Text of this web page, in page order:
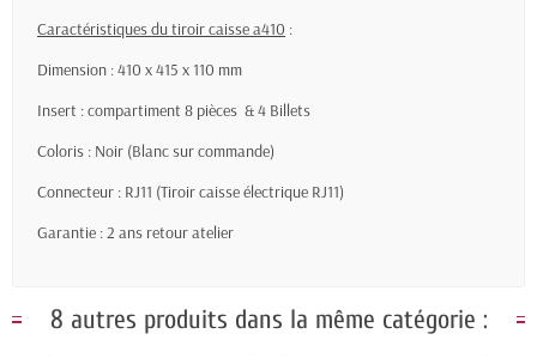
Caractéristiques du tiroir caisse a410 :
Dimension : 410 x 415 x 110 mm
Insert : compartiment 8 pièces & 4 Billets
Coloris : Noir (Blanc sur commande)
Connecteur : RJ11 (Tiroir caisse électrique RJ11)
Garantie : 2 ans retour atelier
8 autres produits dans la même catégorie :